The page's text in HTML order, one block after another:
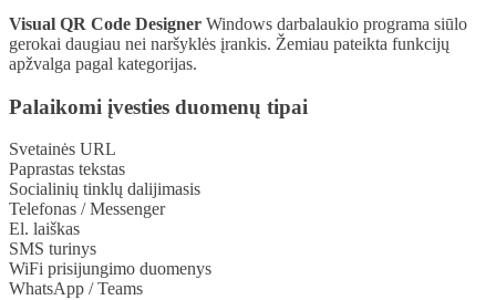
Visual QR Code Designer Windows darbalaukio programa siūlo
gerokai daugiau nei naršyklės įrankis. Žemiau pateikta funkcijų
apžvalga pagal kategorijas.
Palaikomi įvesties duomenų tipai
Svetainės URL
Paprastas tekstas
Socialinių tinklų dalijimasis
Telefonas / Messenger
El. laiškas
SMS turinys
WiFi prisijungimo duomenys
WhatsApp / Teams